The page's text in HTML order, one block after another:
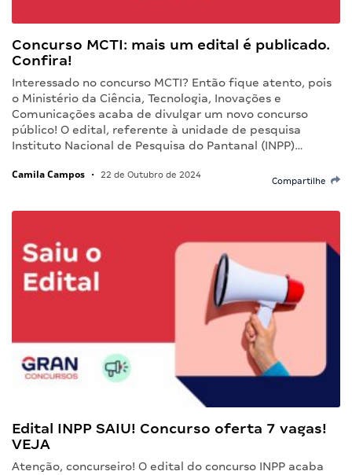
Concurso MCTI: mais um edital é publicado.
Confira!
Interessado no concurso MCTI? Então fique atento, pois
o Ministério da Ciência, Tecnologia, Inovações e
Comunicações acaba de divulgar um novo concurso
público! O edital, referente à unidade de pesquisa
Instituto Nacional de Pesquisa do Pantanal (INPP)…
Camila Campos • 22 de Outubro de 2024
Compartilhe
Edital INPP SAIU! Concurso oferta 7 vagas!
VEJA
Atenção, concurseiro! O edital do concurso INPP acaba